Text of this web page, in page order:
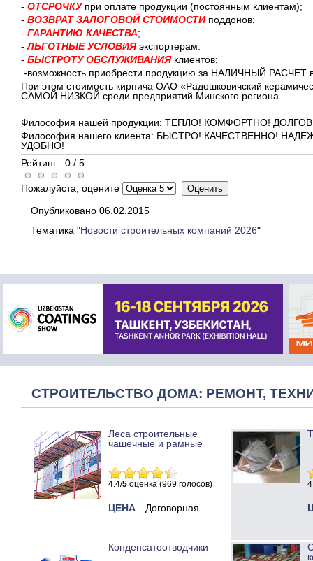
- ОТСРОЧКУпри оплате продукции (постоянным клиентам);
- ВОЗВРАТ ЗАЛОГОВОЙ СТОИМОСТИподдонов;
- ГАРАНТИЮ КАЧЕСТВА;
-ЛЬГОТНЫЕ УСЛОВИЯэкспортерам.
- БЫСТРОТУ ОБСЛУЖИВАНИЯклиентов;
-возможность приобрести продукцию за НАЛИЧНЫЙ РАСЧЕТ
При этом стоимость кирпича ОАО «Радошковичский
САМОЙ НИЗКОЙ среди предприятий Минского региона.
Философия нашей продукции: ТЕПЛО! КОМФОРТНО!
Философия нашего клиента: БЫСТРО! КАЧЕСТВЕННО!
УДОБНО!
Рейтинг: 0 / 5
Пожалуйста, оцените
Опубликовано 06.02.2015
Тематика "Новости строительных компаний 2026"
СТРОИТЕЛЬСТВО ДОМА: РЕМОНТ,
Леса строительные
чашечные и рамные
4.4/5 оценка (969 голосов)
ЦЕНА Договорная
Конденсатоотводчики